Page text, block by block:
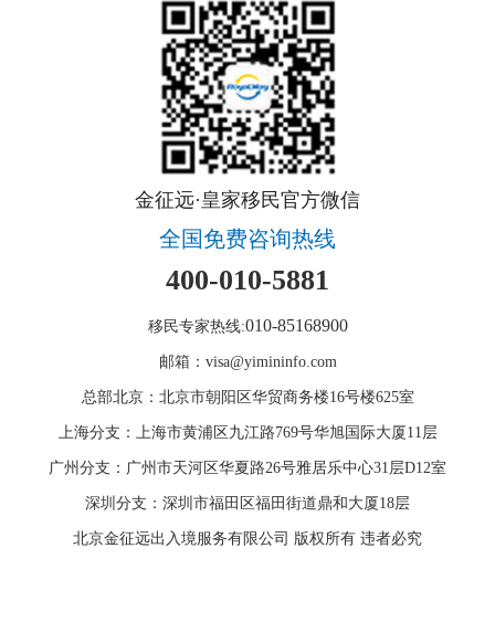
金征远·皇家移民官方微信
全国免费咨询热线
400-010-5881
移民专家热线:010-85168900
邮箱：visa@yimininfo.com
总部北京：北京市朝阳区华贸商务楼16号楼625室
上海分支：上海市黄浦区九江路769号华旭国际大厦11层
广州分支：广州市天河区华夏路26号雅居乐中心31层D12室
深圳分支：深圳市福田区福田街道鼎和大厦18层
北京金征远出入境服务有限公司 版权所有 违者必究